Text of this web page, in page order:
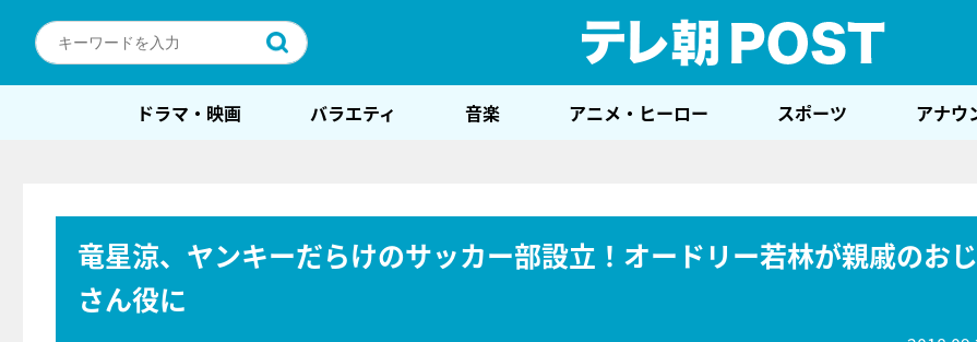
ドラマ・映画 バラエティ 音楽 アニメ・ヒーロー スポーツ アナウ
竜星涼、ヤンキーだらけのサッカー部設立！オードリー若林が親戚のおじ
さん役に